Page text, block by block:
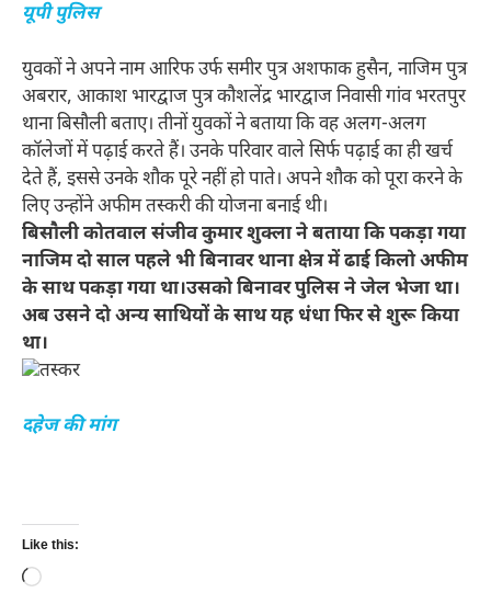
यूपी पुलिस
युवकों ने अपने नाम आरिफ उर्फ समीर पुत्र अशफाक हुसैन, नाजिम पुत्र
अबरार, आकाश भारद्वाज पुत्र कौशलेंद्र भारद्वाज निवासी गांव भरतपुर
थाना बिसौली बताए। तीनों युवकों ने बताया कि वह अलग-अलग
कॉलेजों में पढ़ाई करते हैं। उनके परिवार वाले सिर्फ पढ़ाई का ही खर्च
देते हैं, इससे उनके शौक पूरे नहीं हो पाते। अपने शौक को पूरा करने के
लिए उन्होंने अफीम तस्करी की योजना बनाई थी।
बिसौली कोतवाल संजीव कुमार शुक्ला ने बताया कि पकड़ा गया
नाजिम दो साल पहले भी बिनावर थाना क्षेत्र में ढाई किलो अफीम
के साथ पकड़ा गया था।उसको बिनावर पुलिस ने जेल भेजा था।
अब उसने दो अन्य साथियों के साथ यह धंधा फिर से शुरू किया
था।
दहेज की मांग
Like this:
Loading…